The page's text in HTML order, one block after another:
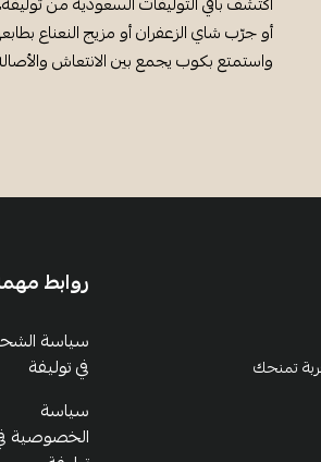
أو جرّب شاي الزعفران أو مزيج النعناع
واستمتع بكوب يجمع بين الانتعاش
تمنحك
روابط
سياسة
في توليفة
سياسة
الخصوصية